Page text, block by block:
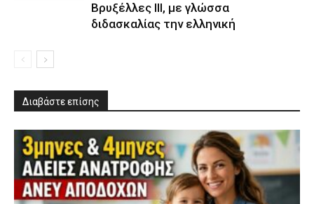
Βρυξέλλες ΙΙΙ, με γλώσσα
διδασκαλίας την ελληνική
Διαβάστε επίσης